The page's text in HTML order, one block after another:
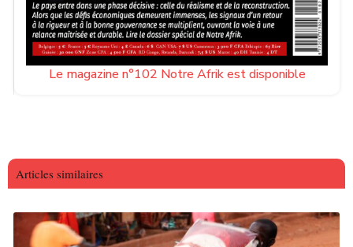
Le magazine n°102 Notre Afrik est disponible
Articles similaires